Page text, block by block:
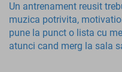
Un antrenament reusit
muzica potrivita,
pune la punct o lista cu
atunci cand merg la sala